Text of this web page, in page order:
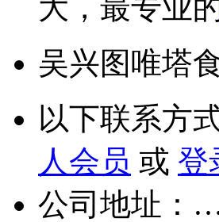
大，最专业
吴兴图唯塔
以下联系方
人会员 或 登
公司地址